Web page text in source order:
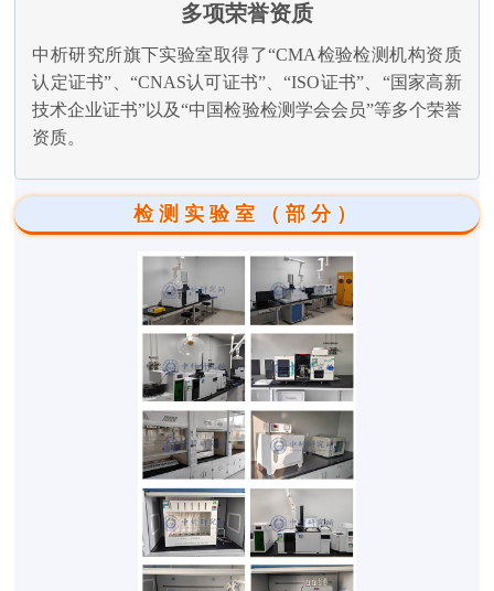
多项荣誉资质
中析研究所旗下实验室取得了“CMA检验检测机构资质
认定证书”、“CNAS认可证书”、“ISO证书”、“国家高新
技术企业证书”以及“中国检验检测学会会员”等多个荣誉
资质。
检测实验室（部分）